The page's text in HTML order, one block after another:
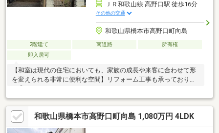
ＪＲ和歌山線 高野口駅 徒歩16分
その他の交通
和歌山県橋本市高野口町向島
2階建て 南道路
所有権
即入居可
【和室は現代の住宅においても、家族の成長や来客に合わせて形
を変えられる非常に便利な空間】リフォーム工事も承っておりま
和歌山県橋本市高野口町向島 1,080万円 4LDK